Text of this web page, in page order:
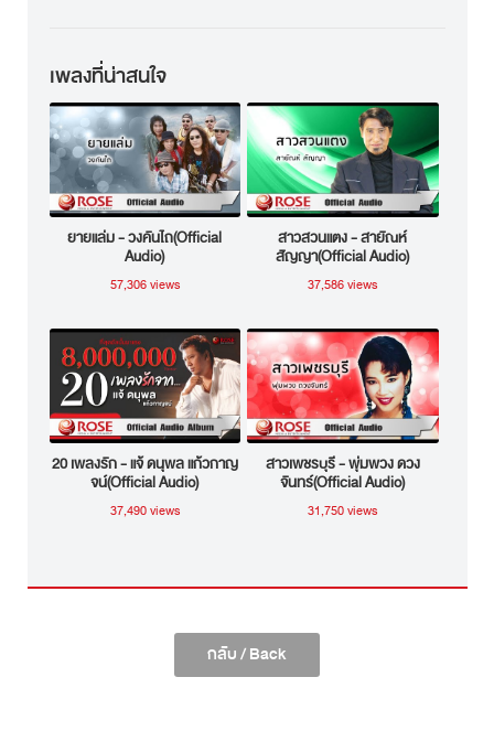
เพลงที่น่าสนใจ
ยายแล่ม - วงคันไถ(Official
Audio)
57,306 views
สาวสวนแตง - สายัณห์
สัญญา(Official Audio)
37,586 views
20 เพลงรัก - แจ้ ดนุพล แก้วกาญ
จน์(Official Audio)
37,490 views
สาวเพชรบุรี - พุ่มพวง ดวง
จันทร์(Official Audio)
31,750 views
กลับ / Back